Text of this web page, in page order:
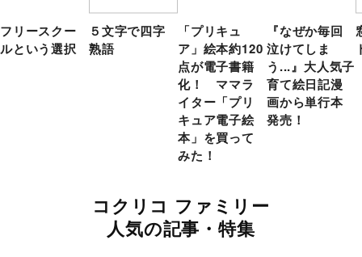
フリースクー
ルという選択
５文字で四字
熟語
「プリキュ
ア」絵本約120
点が電子書籍
化！ ママラ
イター「プリ
キュア電子絵
本」を買って
みた！
『なぜか毎回
泣けてしま
う...』大人気子
育て絵日記漫
画から単行本
発売！
コクリコ ファミリー
人気の記事・特集